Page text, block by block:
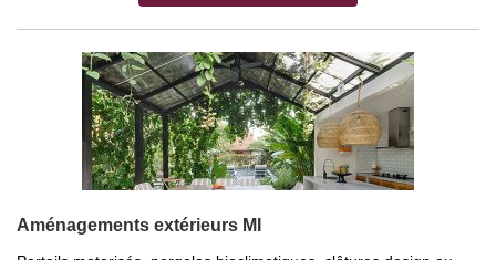
Aménagements extérieurs MI